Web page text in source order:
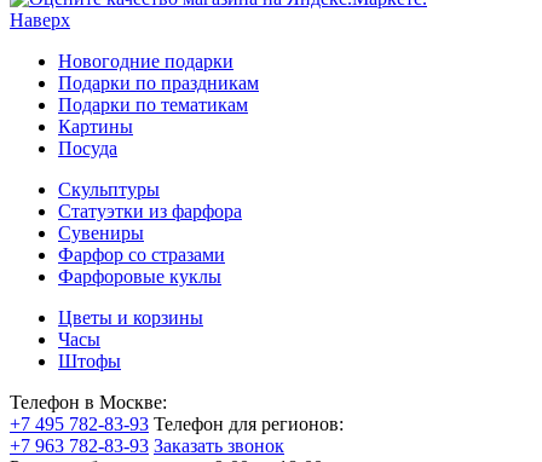
Наверх
Новогодние подарки
Подарки по праздникам
Подарки по тематикам
Картины
Посуда
Скульптуры
Статуэтки из фарфора
Сувениры
Фарфор со стразами
Фарфоровые куклы
Цветы и корзины
Часы
Штофы
Телефон в Москве:
+7 495 782-83-93 Телефон для регионов:
+7 963 782-83-93 Заказать звонок